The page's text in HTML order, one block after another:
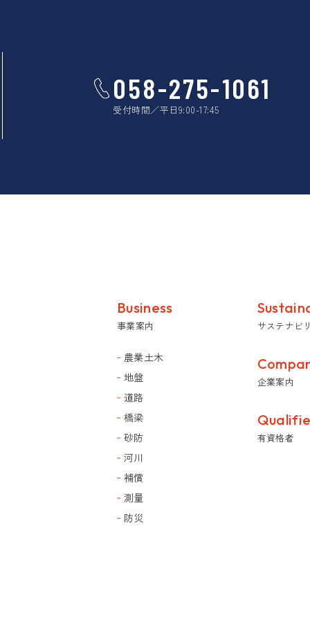
058-275-1061
受付時間／平日9:00-17:45
Business
事業案内
農業土木
地盤
道路
橋梁
砂防
河川
補償
測量
防災
サステナビ
企業案内
有資格者